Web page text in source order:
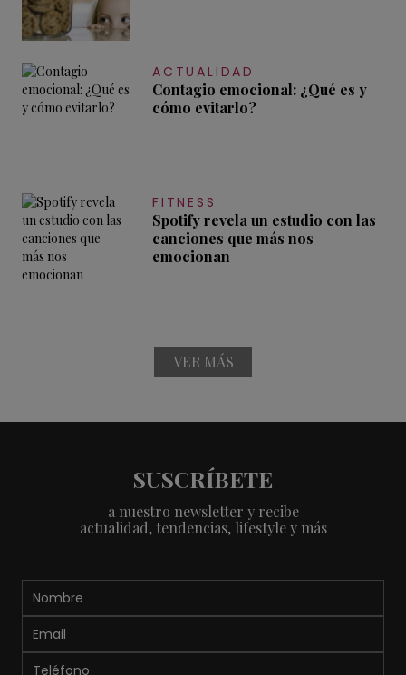
ACTUALIDAD
Contagio emocional: ¿Qué es y
cómo evitarlo?
FITNESS
Spotify revela un estudio con las
canciones que más nos
emocionan
VER MÁS
SUSCRÍBETE
a nuestro newsletter y recibe
actualidad, tendencias, lifestyle y más